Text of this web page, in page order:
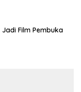
Jadi Film Pembuka